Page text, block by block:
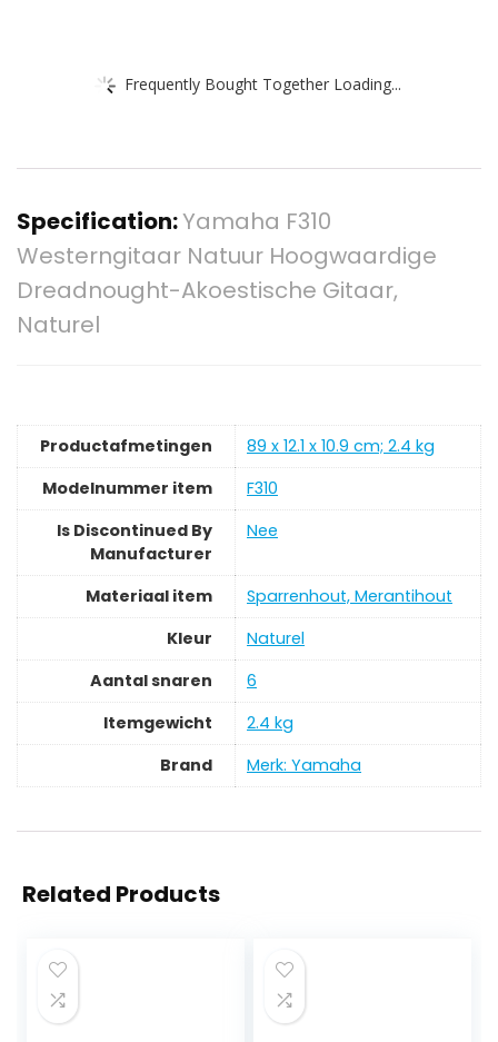
Frequently Bought Together Loading...
Specification:Yamaha F310
Westerngitaar Natuur Hoogwaardige
Dreadnought-Akoestische Gitaar,
Naturel
Productafmetingen
‎89 x 12.1 x 10.9 cm; 2.4 kg
Modelnummer item
‎F310
Is Discontinued By
Manufacturer
‎Nee
Materiaal item
‎Sparrenhout, Merantihout
Kleur
‎Naturel
Aantal snaren
‎6
Itemgewicht
‎2.4 kg
Brand
Merk: Yamaha
Related Products